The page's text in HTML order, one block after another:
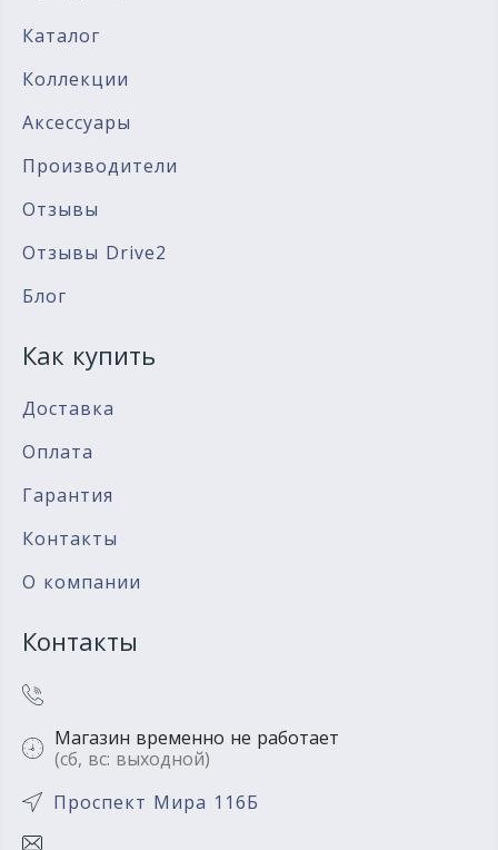
Каталог
Коллекции
Аксессуары
Производители
Отзывы
Отзывы Drive2
Блог
Как купить
Доставка
Оплата
Гарантия
Контакты
О компании
Контакты
Магазин временно не работает
(сб, вс: выходной)
Проспект Мира 116Б